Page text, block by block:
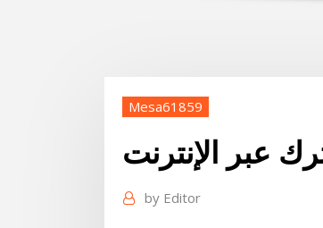
Mesa61859
عبر الإنترنت
by Editor